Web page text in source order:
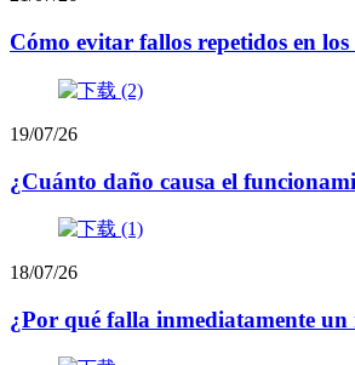
Cómo evitar fallos repetidos en los
19/07/26
¿Cuánto daño causa el
18/07/26
¿Por qué falla inmediatamente un